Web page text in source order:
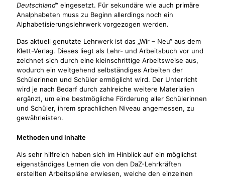
Deutschland“ eingesetzt. Für sekundäre wie auch primäre
Analphabeten muss zu Beginn allerdings noch ein
Alphabetisierungslehrwerk vorgezogen werden.
Das aktuell genutzte Lehrwerk ist das „Wir – Neu“ aus dem
Klett-Verlag. Dieses liegt als Lehr- und Arbeitsbuch vor und
zeichnet sich durch eine kleinschrittige Arbeitsweise aus,
wodurch ein weitgehend selbständiges Arbeiten der
Schülerinnen und Schüler ermöglicht wird. Der Unterricht
wird je nach Bedarf durch zahlreiche weitere Materialien
ergänzt, um eine bestmögliche Förderung aller Schülerinnen
und Schüler, ihrem sprachlichen Niveau angemessen, zu
gewährleisten.
Methoden und Inhalte
Als sehr hilfreich haben sich im Hinblick auf ein möglichst
eigenständiges Lernen die von den DaZ-Lehrkräften
erstellten Arbeitspläne erwiesen, welche den einzelnen